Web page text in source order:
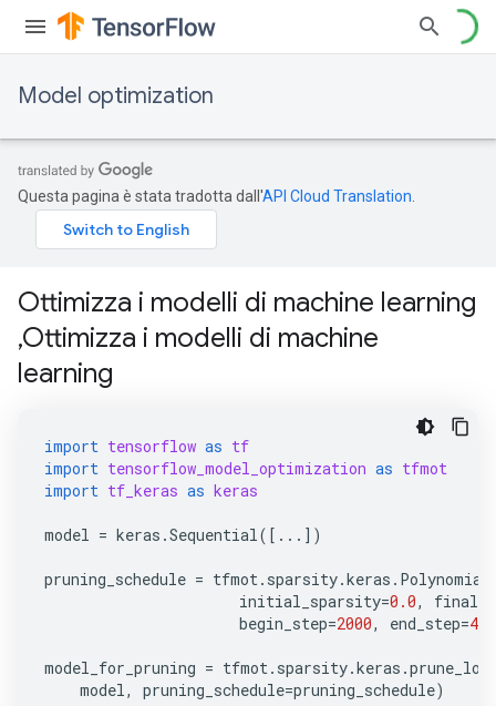
Model optimization
Questa pagina è stata tradotta dall'API Cloud Translation
Ottimizza i modelli di machine learning
,Ottimizza i modelli di machine
learning
import tensorflow as tf
import tensorflow_model_optimization as tfmot
import tf_keras as keras
model = keras .Sequential([ ... ])
pruning_schedule = tfmot. sparsity.keras .
initial_sparsity=0.0,
begin_step=2000, end_step=
model_for_pruning = tfmot. sparsity.keras .
model, pruning_schedule=pruning_schedule)